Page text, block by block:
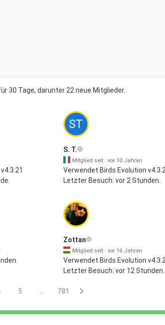
30 Tage, darunter 22 neue Mitglieder.
ST
S. T.
Mitglied seit : vor 10 Jahren
Verwendet Birds Evolution
Letzter Besuch: vor 2 Stunden.
Zottan
Mitglied seit : vor 16 Jahren
Verwendet Birds Evolution
Letzter Besuch: vor 12 Stunden.
5 … 781 keyboard_arrow_right